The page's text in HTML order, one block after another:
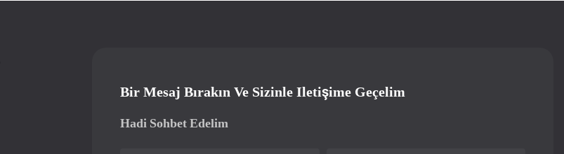
Bir Mesaj Bırakın Ve Sizinle Iletişime Geçelim
Hadi Sohbet Edelim